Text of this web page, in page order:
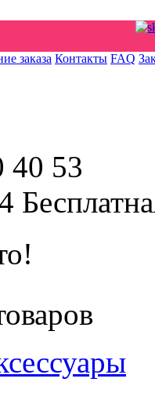
заказа Контакты FAQ
40 53